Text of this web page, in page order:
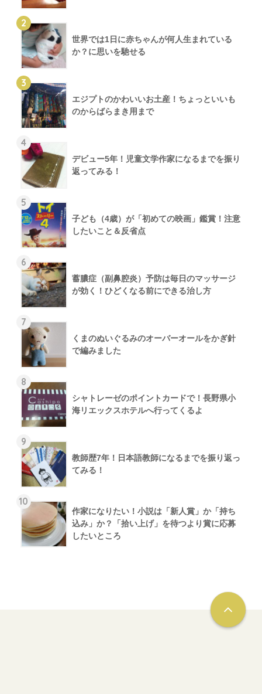
2
世界では1日に赤ちゃんが何人生まれている
か？に思いを馳せる
3
エジプトのかわいいお土産！ちょっといいも
のからばらまき用まで
4
デビュー5年！児童文学作家になるまでを振り
返ってみる！
5
子ども（4歳）が「初めての映画」鑑賞！注意
したいこと＆反省点
6
蓄膿症（副鼻腔炎）予防は毎日のマッサージ
が効く！ひどくなる前にできる治し方
7
くまのぬいぐるみのオーバーオールをかぎ針
で編みました
8
シャトレーゼのポイントカードで！長野県小
海リエックスホテルへ行ってくるよ
9
教師歴7年！日本語教師になるまでを振り返っ
てみる！
10
作家になりたい！小説は「新人賞」か「持ち
込み」か？「拾い上げ」を待つより賞に応募
したいところ